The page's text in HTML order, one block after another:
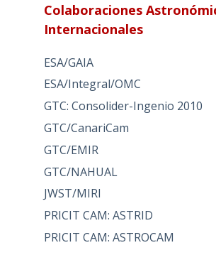
Colaboraciones
Internacionales
ESA/GAIA
ESA/Integral/OMC
GTC: Consolider-Ingenio 2010
GTC/CanariCam
GTC/EMIR
GTC/NAHUAL
JWST/MIRI
PRICIT CAM: ASTRID
PRICIT CAM: ASTROCAM